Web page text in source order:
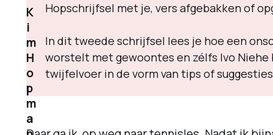
Hopschrijfsel met je, vers afgebakken of
In dit tweede schrijfsel lees je hoe een
worstelt met gewoontes en zélfs Ivo Niehe
twijfelvoer in de vorm van tips of
K
i
m
H
o
p
m
a